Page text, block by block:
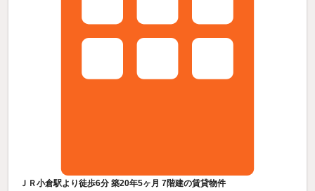
ＪＲ小倉駅より徒歩6分 築20年5ヶ月 7階建の賃貸物件